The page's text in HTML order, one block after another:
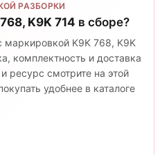
РАЗБОРКИ
K9K 714 в сборе?
маркировкой K9K 768, K9K
комплектность и доставка
ресурс смотрите на этой
удобнее в каталоге